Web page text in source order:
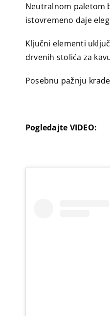
Neutralnom paletom
istovremeno daje
Ključni elementi
drvenih stolića za
Posebnu pažnju
Pogledajte VIDEO: